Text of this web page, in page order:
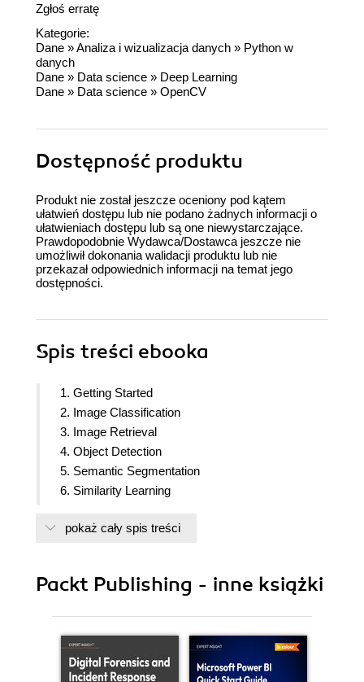
Zgłoś erratę
Kategorie:
Dane »Analiza i wizualizacja danych » Python w
danych
Dane » Data science » Deep Learning
Dane » Data science » OpenCV
Dostępność produktu
Produkt nie został jeszcze oceniony pod kątem
ułatwień dostępu lub nie podano żadnych informacji o
ułatwieniach dostępu lub są one niewystarczające.
Prawdopodobnie Wydawca/Dostawca jeszcze nie
umożliwił dokonania walidacji produktu lub nie
przekazał odpowiednich informacji na temat jego
dostępności.
Spis treści ebooka
1. Getting Started
2. Image Classification
3. Image Retrieval
4. Object Detection
5. Semantic Segmentation
6. Similarity Learning
8. Generative models
pokaż cały spis treści
Packt Publishing - inne książki